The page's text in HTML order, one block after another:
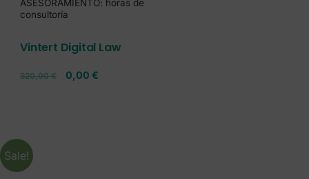
ASESORAMIENTO: horas de
consultoría
Vintert Digital Law
320,00€ 0,00 €
Sale!